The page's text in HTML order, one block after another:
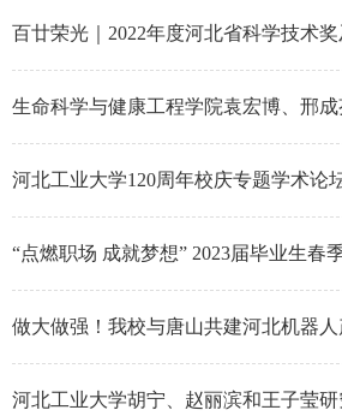
百廿荣光｜2022年度河北省科学技术
生命科学与健康工程学院袁宏博、邢
河北工业大学120周年校庆专题学术论
“点燃职场 成就梦想” 2023届毕业生春
做大做强！我校与唐山共建河北机器
河北工业大学胡宁、赵丽滨和王子莹研